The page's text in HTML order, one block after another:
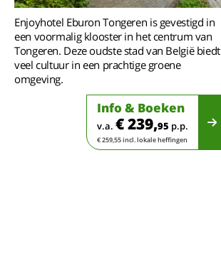
Enjoyhotel Eburon Tongeren is gevestigd in
een voormalig klooster in het centrum van
Tongeren. Deze oudste stad van België biedt
veel cultuur in een prachtige groene
omgeving.
Info & Boeken
v.a. € 239,95 p.p.
€ 259,55 incl. lokale heffingen